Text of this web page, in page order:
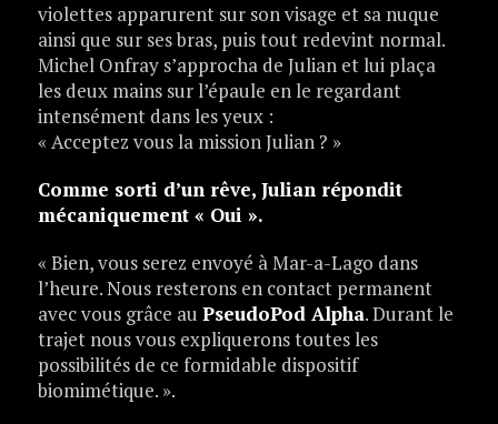
violettes apparurent sur son visage et sa nuque
ainsi que sur ses bras, puis tout redevint normal.
Michel Onfray s’approcha de Julian et lui plaça
les deux mains sur l’épaule en le regardant
intensément dans les yeux :
« Acceptez vous la mission Julian ? »
Comme sorti d’un rêve, Julian répondit
mécaniquement « Oui ».
« Bien, vous serez envoyé à Mar-a-Lago dans
l’heure. Nous resterons en contact permanent
avec vous grâce au PseudoPod Alpha. Durant le
trajet nous vous expliquerons toutes les
possibilités de ce formidable dispositif
biomimétique. ».